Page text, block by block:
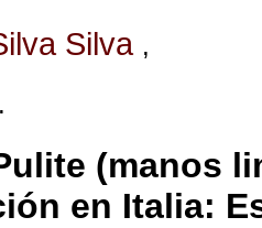
Silva ,
(manos
en Italia: